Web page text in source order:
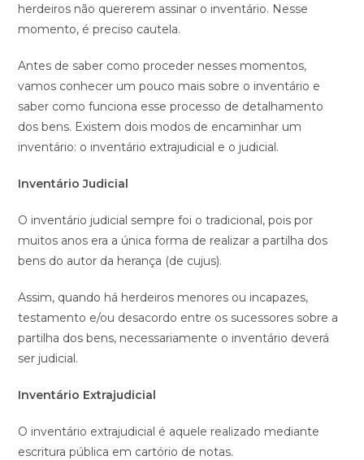
herdeiros não quererem assinar o inventário. Nesse
momento, é preciso cautela.
Antes de saber como proceder nesses momentos,
vamos conhecer um pouco mais sobre o inventário e
saber como funciona esse processo de detalhamento
dos bens. Existem dois modos de encaminhar um
inventário: o inventário extrajudicial e o judicial.
Inventário Judicial
O inventário judicial sempre foi o tradicional, pois por
muitos anos era a única forma de realizar a partilha dos
bens do autor da herança (de cujus).
Assim, quando há herdeiros menores ou incapazes,
testamento e/ou desacordo entre os sucessores sobre a
partilha dos bens, necessariamente o inventário deverá
ser judicial.
Inventário Extrajudicial
O inventário extrajudicial é aquele realizado mediante
escritura pública em cartório de notas.